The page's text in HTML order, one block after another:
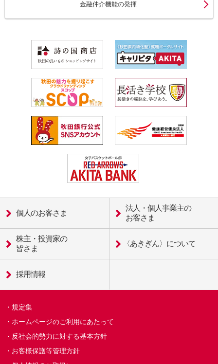
金融仲介機能の発揮
個人のお客さま
法人・個人事業主の
お客さま
株主・投資家の
皆さま
〈あきぎん〉について
採用情報
規定集
ホームページのご利用にあたって
反社会的勢力に対する基本方針
お客様保護等管理方針